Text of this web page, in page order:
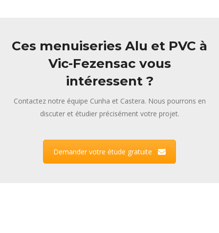
Ces menuiseries Alu et PVC à
Vic-Fezensac vous
intéressent ?
Contactez notre équipe Cunha et Castera. Nous pourrons en
discuter et étudier précisément votre projet.
Demander votre étude gratuite